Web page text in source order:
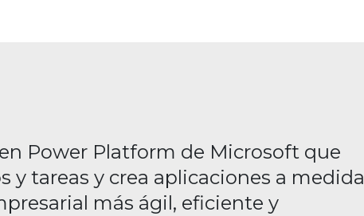
Power Platform de Microsoft que
y tareas y crea aplicaciones a medida
más ágil, eficiente y